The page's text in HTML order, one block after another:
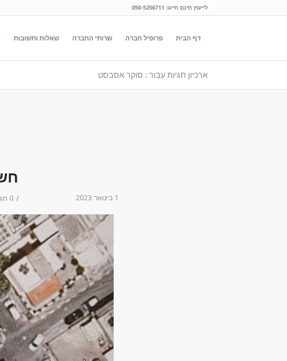
לייעוץ חינם חייגו: 050-5256711
דף הבית פרופיל חברה שרותי החברה שאלות ותשובות
ארכיון תגיות עבור : סוקר אסבסט
1 בינואר 2023 / 0 תגובות